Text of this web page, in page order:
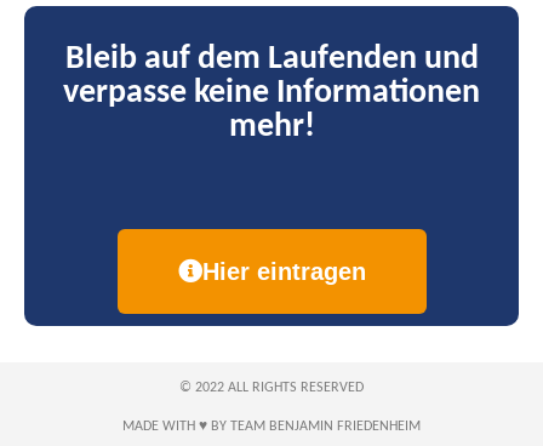
Bleib auf dem Laufenden und
verpasse keine Informationen
mehr!
Hier eintragen
© 2022 ALL RIGHTS RESERVED​
MADE WITH ♥ BY TEAM BENJAMIN FRIEDENHEIM